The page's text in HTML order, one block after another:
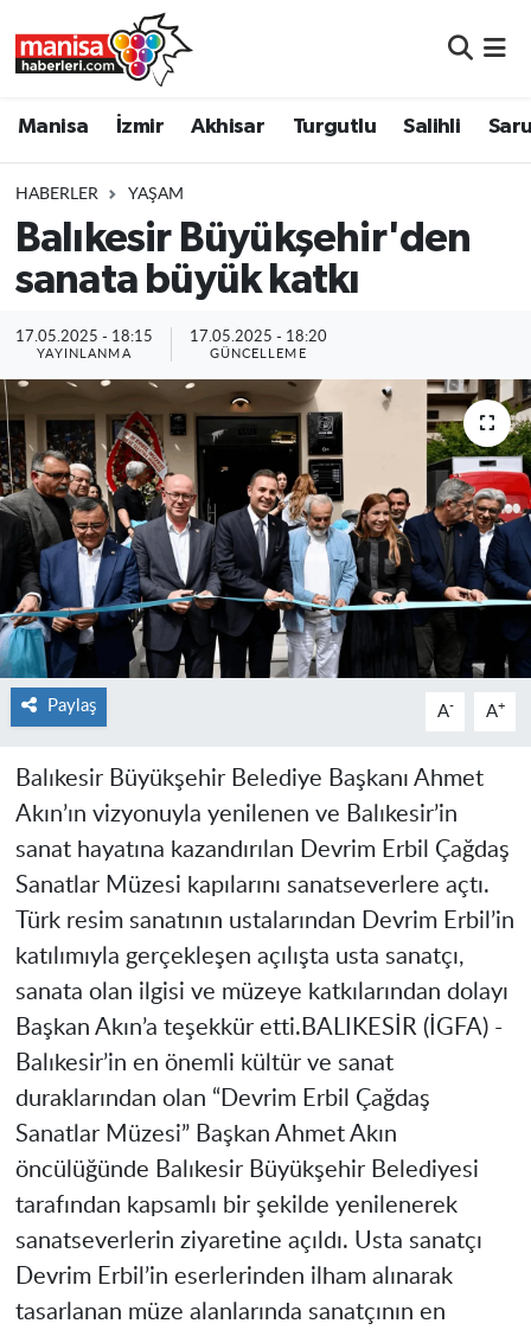
Manisa İzmir Akhisar Turgutlu Salihli
HABERLER YAŞAM
Balıkesir Büyükşehir'den
sanata büyük katkı
17.05.2025 - 18:15
YAYINLANMA
17.05.2025 - 18:20
GÜNCELLEME
Paylaş A- A+
Balıkesir Büyükşehir Belediye Başkanı Ahmet
Akın’ın vizyonuyla yenilenen ve Balıkesir’in
sanat hayatına kazandırılan Devrim Erbil Çağdaş
Sanatlar Müzesi kapılarını sanatseverlere açtı.
Türk resim sanatının ustalarından Devrim Erbil’in
katılımıyla gerçekleşen açılışta usta sanatçı,
sanata olan ilgisi ve müzeye katkılarından dolayı
Başkan Akın’a teşekkür etti.BALIKESİR (İGFA) -
Balıkesir’in en önemli kültür ve sanat
duraklarından olan “Devrim Erbil Çağdaş
Sanatlar Müzesi” Başkan Ahmet Akın
öncülüğünde Balıkesir Büyükşehir Belediyesi
tarafından kapsamlı bir şekilde yenilenerek
sanatseverlerin ziyaretine açıldı. Usta sanatçı
Devrim Erbil’in eserlerinden ilham alınarak
tasarlanan müze alanlarında sanatçının en
Turgutlu
Salihli
Saruhanlı
Soma
Resmi İlanlar
Manisa Nöbetçi Eczaneler
Manisa Trafik Yoğunluk Haritası
Süper Lig Puan Durumu ve Fikstür
Tüm Manşetler
Son Dakika Haberleri
Haber Arşivi